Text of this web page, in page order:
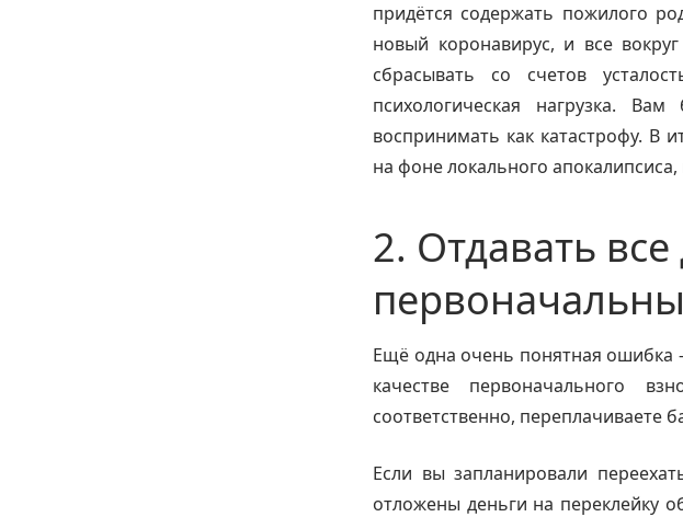
придётся содержать пожилого
новый коронавирус, и все
сбрасывать со счетов
психологическая нагрузка.
воспринимать как катастрофу. В
на фоне локального
2. Отдавать
Ещё одна очень понятная ошибка
качестве первоначального
соответственно, переплачиваете
Если вы запланировали
отложены деньги на переклейку